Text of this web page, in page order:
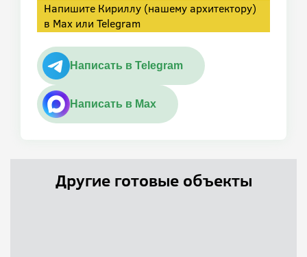
Напишите Кириллу (нашему архитектору)
в Max или Telegram
Написать в Telegram
Написать в Max
Другие готовые объекты